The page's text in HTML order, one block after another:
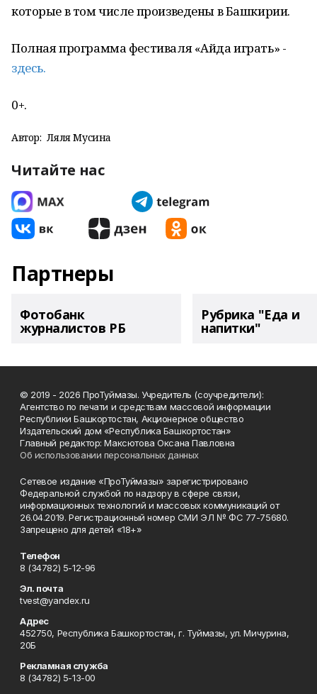
которые в том числе произведены в Башкирии.
Полная программа фестиваля «Айда играть» -
здесь.
0+.
Автор: Ляля Мусина
Читайте нас
Партнеры
Фотобанк
журналистов РБ
Рубрика "Еда и
напитки"
© 2019 - 2026 ПроТуймазы. Учредитель (соучредители):
Агентство по печати и средствам массовой информации
Республики Башкортостан, Акционерное общество
Издательский дом «Республика Башкортостан»
Главный редактор: Максютова Оксана Павловна
Об использовании персональных данных
Сетевое издание «ПроТуймазы» зарегистрировано
Федеральной службой по надзору в сфере связи,
информационных технологий и массовых коммуникаций от
26.04.2019. Регистрационный номер СМИ ЭЛ № ФС 77-75680.
Запрещено для детей «18+»
Телефон
8 (34782) 5-12-96
Эл. почта
tvest@yandex.ru
Адрес
452750, Республика Башкортостан, г. Туймазы, ул. Мичурина,
20Б
Рекламная служба
8 (34782) 5-13-00